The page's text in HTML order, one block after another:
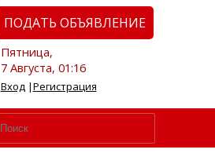
ПОДАТЬ ОБЪЯВЛЕНИЕ
Пятница,
7 Августа, 01:16
Вход|Регистрация